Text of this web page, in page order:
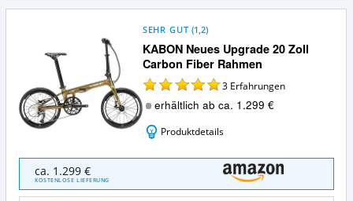
KABON Neues Upgrade 20 Zoll
Carbon Fiber Rahmen
SEHR GUT (1,2)
3 Erfahrungen
erhältlich ab ca. 1.299 €
Produktdetails
KABON
Neues
Upgrade
ca. 1.299 €
KOSTENLOSE LIEFERUNG